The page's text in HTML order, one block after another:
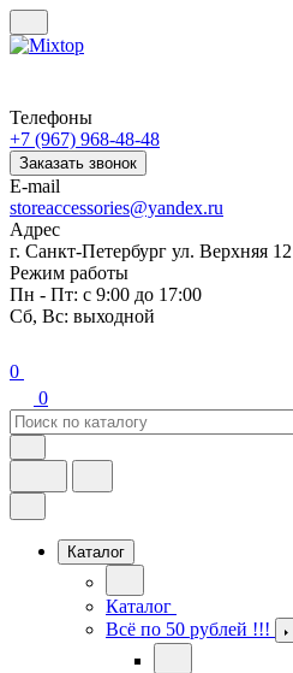
Телефоны
+7 (967) 968-48-48
Заказать звонок
E-mail
storeaccessories@yandex.ru
Адрес
г. Санкт-Петербург ул. Верхняя 12
Режим работы
Пн - Пт: с 9:00 до 17:00
Сб, Вс: выходной
0
0
Каталог
Каталог
Всё по 50 рублей !!!